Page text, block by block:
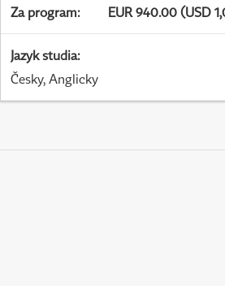
Za program: EUR 940.00 (USD
Jazyk studia:
Česky, Anglicky